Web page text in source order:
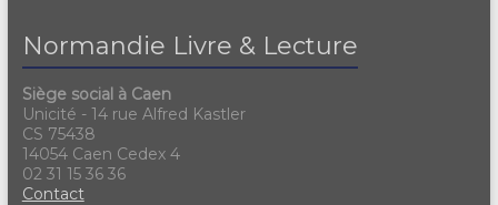
Normandie Livre & Lecture
Siège social à Caen
Unicité - 14 rue Alfred Kastler
CS 75438
14054 Caen Cedex 4
02 31 15 36 36
Contact